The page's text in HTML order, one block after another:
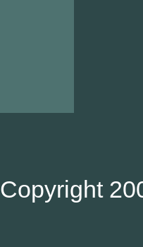
Copyright